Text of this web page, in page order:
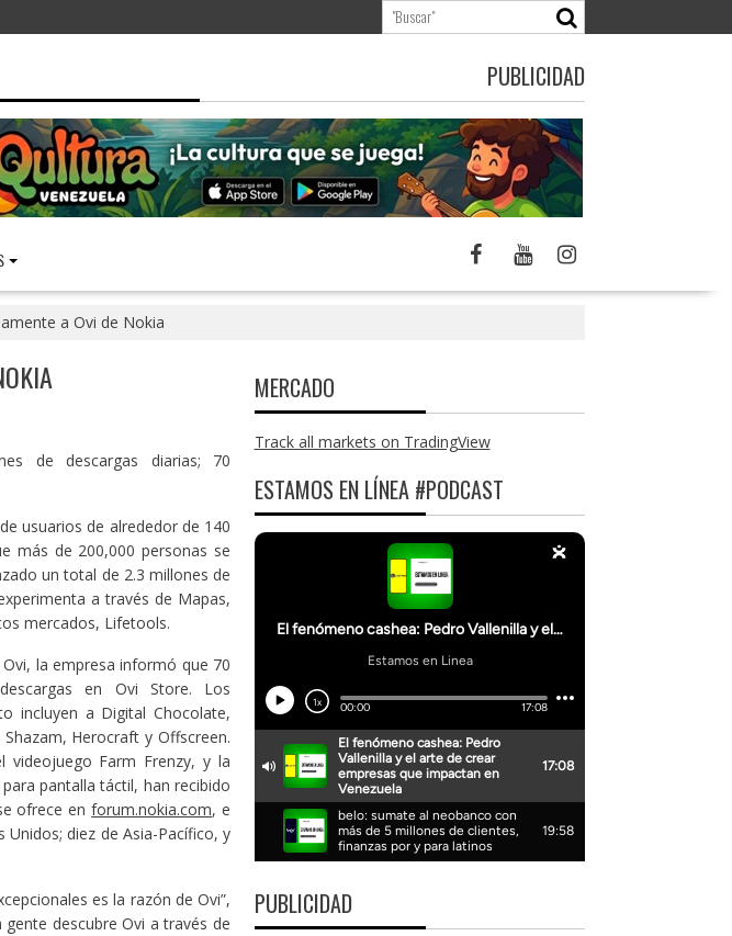
PUBLICIDAD
a Ovi de Nokia
de descargas diarias; 70
usuarios de alrededor de 140
más de 200,000 personas se
un total de 2.3 millones de
a través de Mapas,
mercados, Lifetools.
la empresa informó que 70
en Ovi Store. Los
incluyen a Digital Chocolate,
Herocraft y Offscreen.
videojuego Farm Frenzy, y la
pantalla táctil, han recibido
ofrece enforum.nokia.com, e
diez de Asia-Pacífico, y
es la razón de Ovi”,
descubre Ovi a través de
MERCADO
Track all markets on TradingView
ESTAMOS EN LÍNEA #PODCAST
PUBLICIDAD